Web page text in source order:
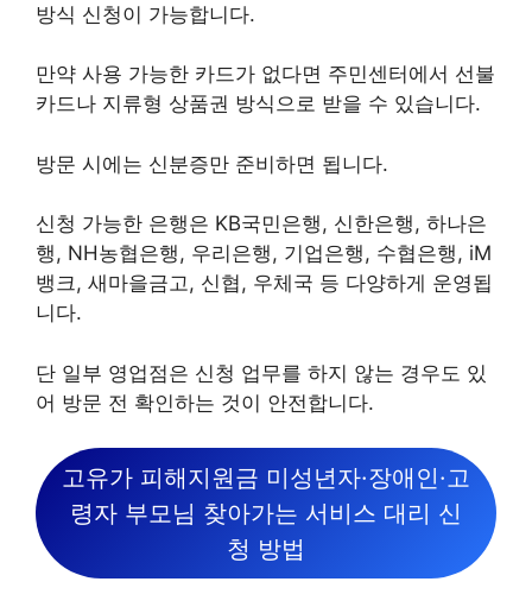
방식 신청이 가능합니다.
만약 사용 가능한 카드가 없다면 주민센터에서 선불
카드나 지류형 상품권 방식으로 받을 수 있습니다.
방문 시에는 신분증만 준비하면 됩니다.
신청 가능한 은행은 KB국민은행, 신한은행, 하나은
행, NH농협은행, 우리은행, 기업은행, 수협은행, iM
뱅크, 새마을금고, 신협, 우체국 등 다양하게 운영됩
니다.
단 일부 영업점은 신청 업무를 하지 않는 경우도 있
어 방문 전 확인하는 것이 안전합니다.
고유가 피해지원금 미성년자·장애인·고
령자 부모님 찾아가는 서비스 대리 신
청 방법